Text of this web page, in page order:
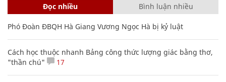
Đọc nhiều Bình luận nhiều
Phó Đoàn ĐBQH Hà Giang Vương Ngọc Hà bị kỷ luật
Cách học thuộc nhanh Bảng công thức lượng giác bằng thơ,
"thần chú"
17